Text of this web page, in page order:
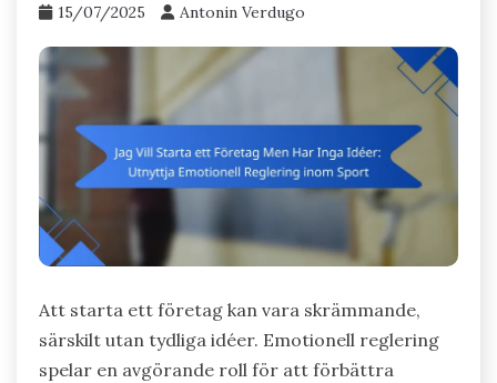
15/07/2025 Antonin Verdugo
Att starta ett företag kan vara skrämmande,
särskilt utan tydliga idéer. Emotionell reglering
spelar en avgörande roll för att förbättra